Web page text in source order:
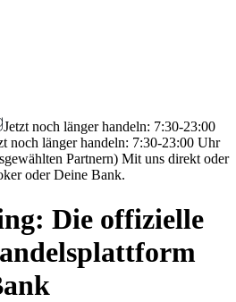
Jetzt noch länger handeln: 7:30-23:00
noch länger handeln: 7:30-23:00 Uhr
Partnern) Mit uns direkt oder
oder Deine Bank.
Die offizielle